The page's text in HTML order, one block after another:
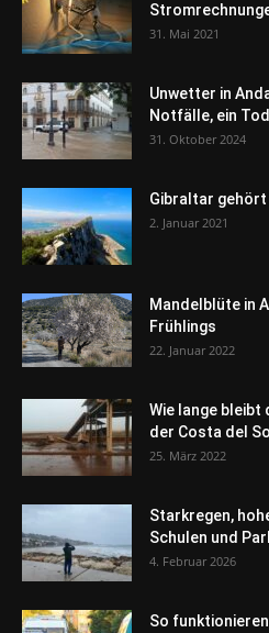
31. Mai 2021
Unwetter in
Notfälle, ein
31. Oktober 2024
Gibraltar gehört
2. Januar 2021
Mandelblüte in
Frühlings
22. Januar 2022
Wie lange bleibt
der Costa del
25. März 2022
Starkregen,
Schulen und
4. Februar 2026
So